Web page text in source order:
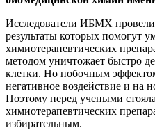
Исследователи ИБМХ
результаты которых помогут
химиотерапевтических
методом уничтожает быстро
клетки. Но побочным
негативное воздействие и на
Поэтому перед учеными
химиотерапевтических
избирательным.